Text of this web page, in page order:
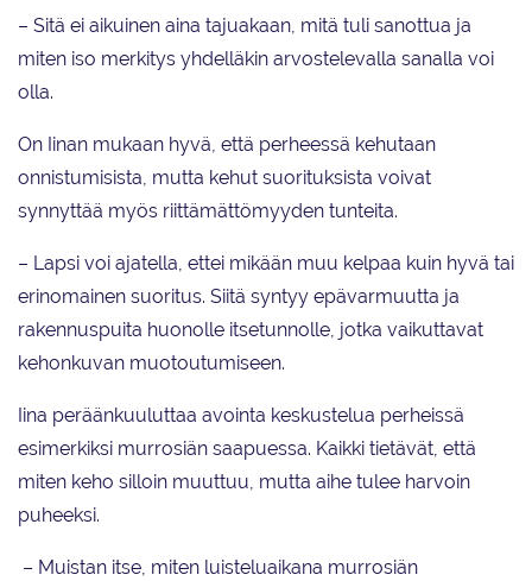
– Sitä ei aikuinen aina tajuakaan, mitä tuli sanottua ja
miten iso merkitys yhdelläkin arvostelevalla sanalla voi
olla.
On Iinan mukaan hyvä, että perheessä kehutaan
onnistumisista, mutta kehut suorituksista voivat
synnyttää myös riittämättömyyden tunteita.
– Lapsi voi ajatella, ettei mikään muu kelpaa kuin hyvä tai
erinomainen suoritus. Siitä syntyy epävarmuutta ja
rakennuspuita huonolle itsetunnolle, jotka vaikuttavat
kehonkuvan muotoutumiseen.
Iina peräänkuuluttaa avointa keskustelua perheissä
esimerkiksi murrosiän saapuessa. Kaikki tietävät, että
miten keho silloin muuttuu, mutta aihe tulee harvoin
puheeksi.
– Muistan itse, miten luisteluaikana murrosiän